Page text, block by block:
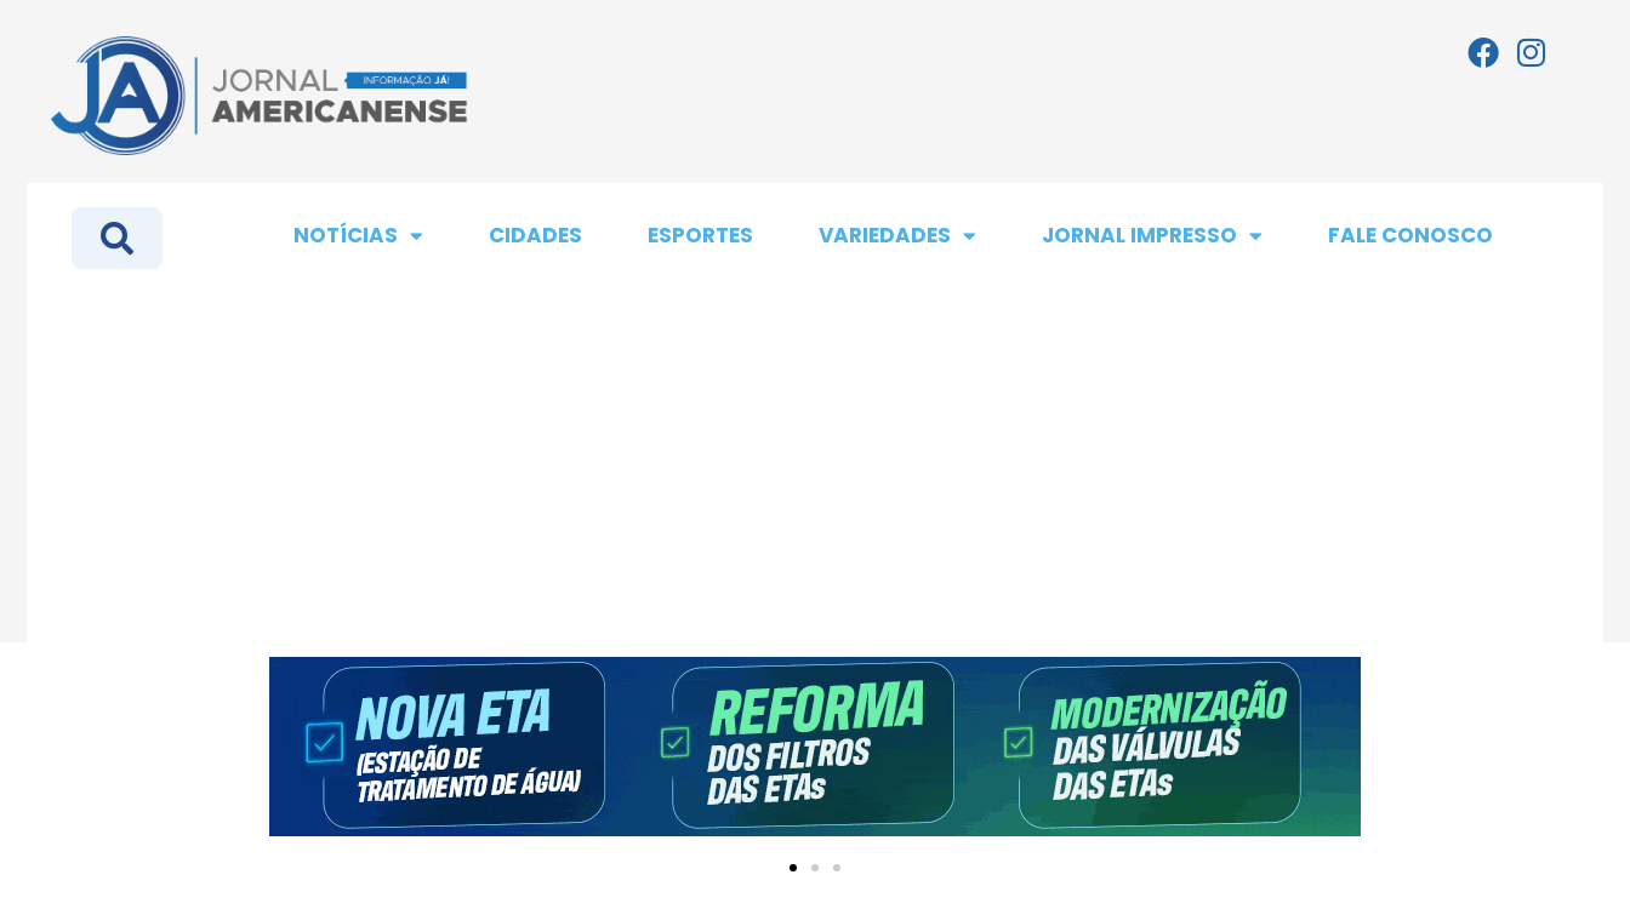
NOTÍCIAS CIDADES ESPORTES VARIEDADES JORNAL IMPRESSO FALE CONOSCO